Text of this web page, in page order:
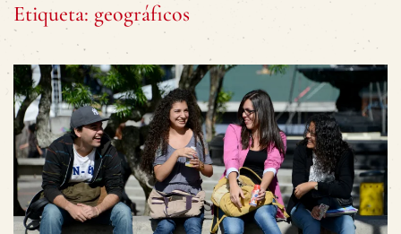
Etiqueta: geográficos